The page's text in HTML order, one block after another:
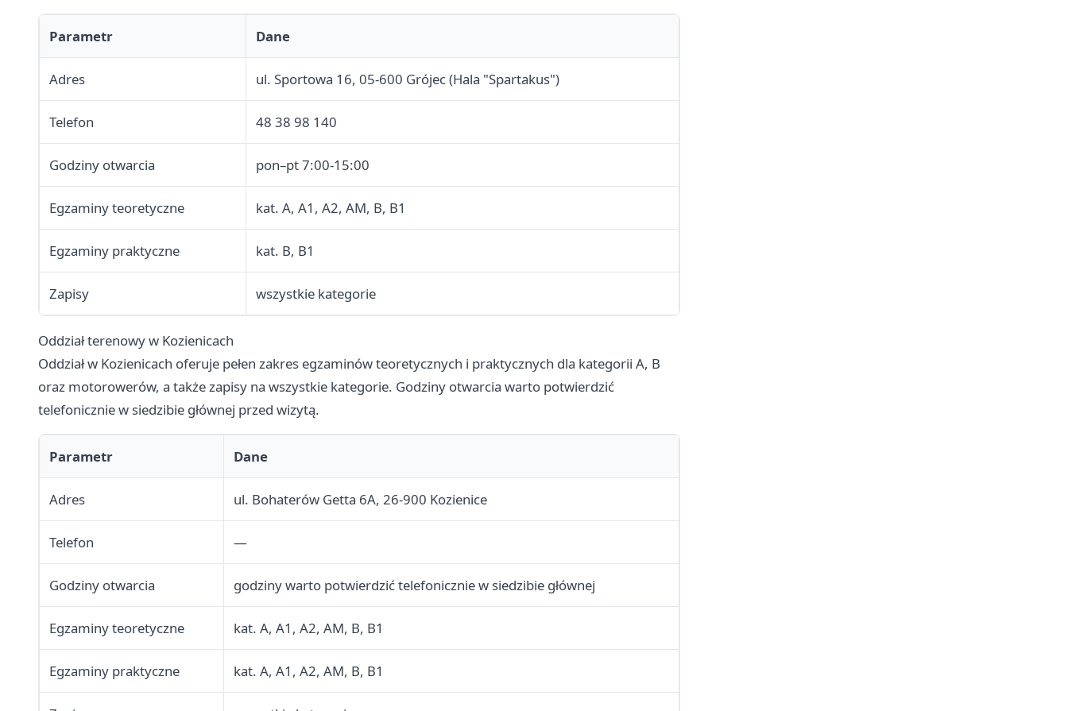
Parametr Dane
Adres ul. Sportowa 16, 05-600 Grójec (Hala "Spartakus")
Telefon 48 38 98 140
Godziny otwarcia pon–pt 7:00-15:00
Egzaminy teoretyczne kat. A, A1, A2, AM, B, B1
Egzaminy praktyczne kat. B, B1
Zapisy wszystkie kategorie
Oddział terenowy w Kozienicach
Oddział w Kozienicach oferuje pełen zakres egzaminów teoretycznych i praktycznych dla kategorii A, B
oraz motorowerów, a także zapisy na wszystkie kategorie. Godziny otwarcia warto potwierdzić
telefonicznie w siedzibie głównej przed wizytą.
Parametr Dane
Adres ul. Bohaterów Getta 6A, 26-900 Kozienice
Telefon —
Godziny otwarcia godziny warto potwierdzić telefonicznie w siedzibie głównej
Egzaminy teoretyczne kat. A, A1, A2, AM, B, B1
Egzaminy praktyczne kat. A, A1, A2, AM, B, B1